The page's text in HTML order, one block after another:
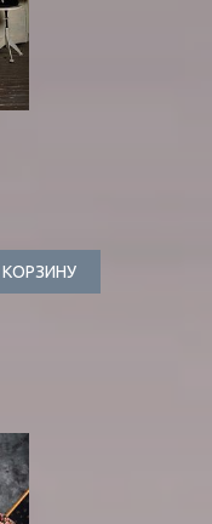
КОРЗИНУ